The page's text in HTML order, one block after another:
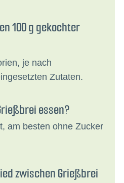
100 g gekochter
je nach
Zutaten.
essen?
am besten ohne Zucker
zwischen Grießbrei